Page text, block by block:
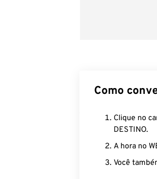
Como
Clique no
DESTINO.
A hora no
Você